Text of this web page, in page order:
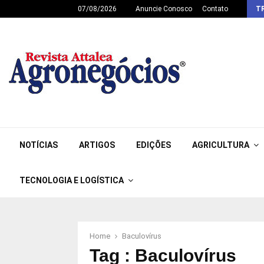
07/08/2026 Anuncie Conosco Contato
NOTÍCIAS ARTIGOS EDIÇÕES AGRICULTURA
TECNOLOGIA E LOGÍSTICA
Home Baculovírus
Tag : Baculovírus